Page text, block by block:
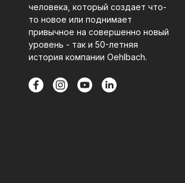
человека, который создает что-
то новое или поднимает
привычное на совершенно новый
уровень - так и 50-летняя
история компании Oehlbach.